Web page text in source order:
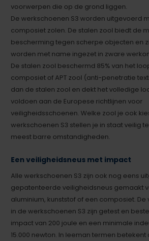
voorwerpen die op de grond liggen.
De werkschoenen S3 worden uitgevoerd
composiet zolen. De stalen zool biedt de
bescherming tegen scherpe objecten en
worden met name ingezet in zware
De stalen zool beschermd 85% van het
composiet of APT zool (anti-penetratie
dan de stalen zool en dekt het volledige
voldoen aan de Europese richtlijnen voor
veiligheidsschoenen. Welke zool je ook
werkschoenen S3 stellen je in staat veilig
meest barre omstandigheden.
Een veiligheidsneus met impact
Alle werkschoenen S3 zijn ook nog eens
gepatenteerde veiligheidsneus gemaakt
aluminium, kunststof of een composiet.
in de werkschoenen S3 zijn getest en
impact van 200 joule en een minimale
15.000 newton. In leeman termen betekent